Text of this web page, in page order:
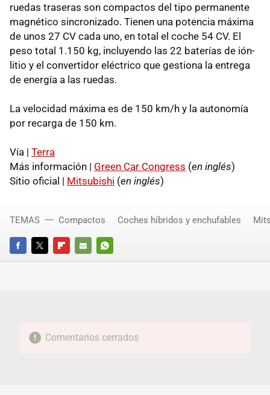
ruedas traseras son compactos del tipo permanente
magnético sincronizado. Tienen una potencia máxima
de unos 27 CV cada uno, en total el coche 54 CV. El
peso total 1.150 kg, incluyendo las 22 baterías de ión-
litio y el convertidor eléctrico que gestiona la entrega
de energía a las ruedas.
La velocidad máxima es de 150 km/h y la autonomía
por recarga de 150 km.
Vía | Terra
Más información | Green Car Congress (en inglés)
Sitio oficial | Mitsubishi (en inglés)
FACEBOOKTWITTERFLIPBOARD
E-
WHATSAPP
TEMAS Compactos Coches híbridos y enchufables
Comentarios cerrados